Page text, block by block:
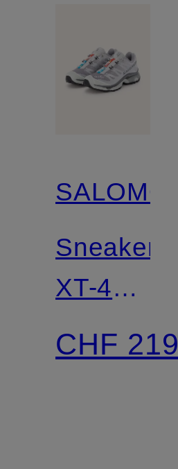
SALOMON
Sneaker
XT-4
OG
CHF 219